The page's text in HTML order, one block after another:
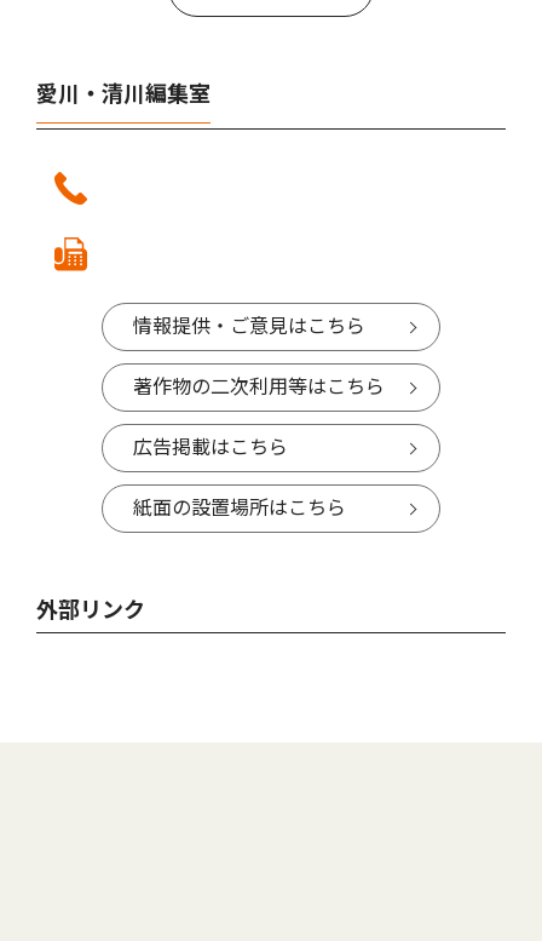
愛川・清川編集室
情報提供・ご意見はこちら
著作物の二次利用等はこちら
広告掲載はこちら
紙面の設置場所はこちら
外部リンク